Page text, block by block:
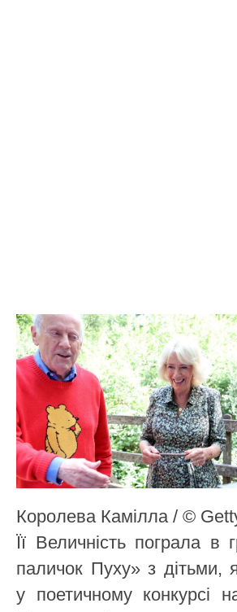
Королева Камілла / ©
Її Величність пограла в
паличок Пуху» з дітьми,
у поетичному конкурсі